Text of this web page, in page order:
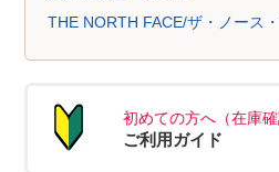
THE NORTH FACE/ザ・ノース
初めての方へ（在庫確
ご利用ガイド